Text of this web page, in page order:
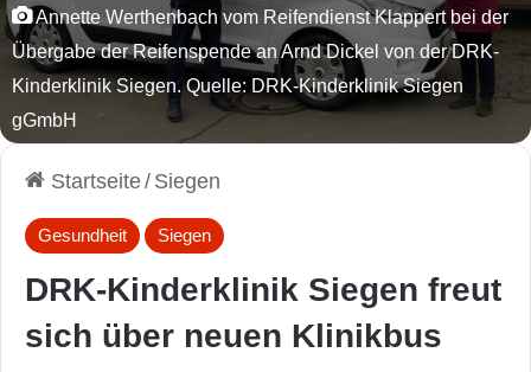
Annette Werthenbach vom Reifendienst Klappert bei der
Übergabe der Reifenspende an Arnd Dickel von der DRK-
Kinderklinik Siegen. Quelle: DRK-Kinderklinik Siegen
gGmbH
Startseite/ Siegen
Gesundheit Siegen
DRK-Kinderklinik Siegen freut
sich über neuen Klinikbus